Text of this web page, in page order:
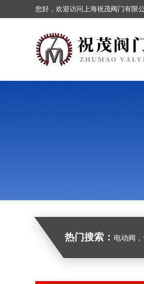
您好，欢迎访问上海祝茂阀门有限公
热门搜索： 电动阀，